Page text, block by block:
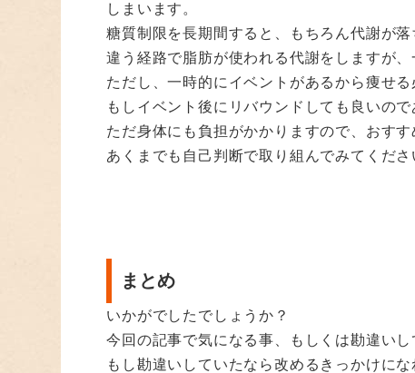
しまいます。
糖質制限を長期間すると、もちろん代謝が落
違う経路で脂肪が使われる代謝をしますが
ただし、一時的にイベントがあるから痩せる
もしイベント後にリバウンドしても良いので
ただ身体にも負担がかかりますので、おすす
あくまでも自己判断で取り組んでみてくださ
まとめ
いかがでしたでしょうか？
今回の記事で気になる事、もしくは勘違い
もし勘違いしていたなら改めるきっかけにな